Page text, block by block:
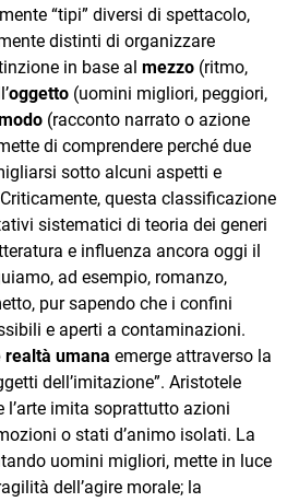
“tipi” diversi di spettacolo,
distinti di organizzare
in base al mezzo (ritmo,
oggetto (uomini migliori, peggiori,
(racconto narrato o azione
di comprendere perché due
sotto alcuni aspetti e
questa classificazione
sistematici di teoria dei generi
e influenza ancora oggi il
ad esempio, romanzo,
pur sapendo che i confini
e aperti a contaminazioni.
realtà umana emerge attraverso la
dell’imitazione”. Aristotele
l’arte imita soprattutto azioni
o stati d’animo isolati. La
uomini migliori, mette in luce
dell’agire morale; la